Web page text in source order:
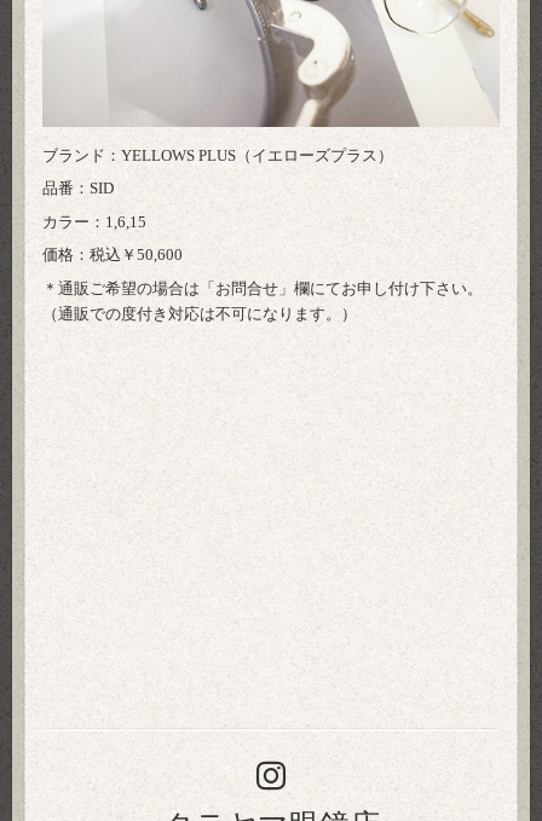
ブランド：YELLOWS PLUS（イエローズプラス）
品番：SID
カラー：1,6,15
価格：税込￥50,600
＊通販ご希望の場合は「 お問合せ 」欄にてお申し付け下さい。
（通販での度付き対応は不可になります。）